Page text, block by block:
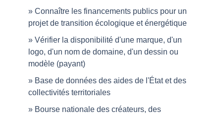
Connaître les financements publics pour un
projet de transition écologique et énergétique
Vérifier la disponibilité d'une marque, d'un
logo, d'un nom de domaine, d'un dessin ou
modèle (payant)
Base de données des aides de l'État et des
collectivités territoriales
Bourse nationale des créateurs, des